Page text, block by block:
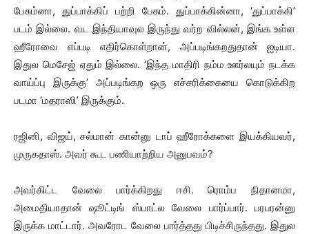
பேசும்னா, துப்பாக்கிப் பற்றி பேசும். துப்பாக்கின்னா, ‘துப்பாக்கி’
படம் இல்லை. வட இந்தியாவுல இருந்து வர்ற வில்லன், இங்க உள்ள
ஹீரோவை எப்படி எதிர்கொள்றான், அப்படிங்கறதுதான் ஐடியா.
இதுல மெசேஜ் ஏதும் இல்லை. ‘இந்த மாதிரி நம்ம ஊர்லயும் நடக்க
வாய்ப்பு இருக்கு’ அப்படிங்கற ஒரு எச்சரிக்கையை கொடுக்கிற
படமா ‘மதராஸி’ இருக்கும்.
ரஜினி, விஜய், சல்மான் கான்னு டாப் ஹீரோக்களை இயக்கியவர்,
முருகதாஸ். அவர் கூட பணியாற்றிய அனுபவம்?
அவர்கிட்ட வேலை பார்க்கிறது ஈசி. ரொம்ப நிதானமா,
அமைதியாதான் ஷூட்டிங் ஸ்பாட்ல வேலை பார்ப்பார். பரபரன்னு
இருக்க மாட்டார். அவரோட வேலை பார்த்தது பிடிச்சிருந்தது. இதுல